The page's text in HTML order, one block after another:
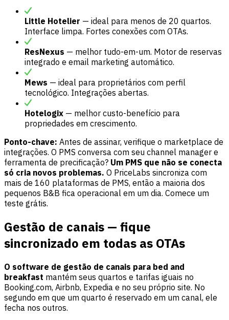
Little Hotelier — ideal para menos de 20 quartos.
Interface limpa. Fortes conexões com OTAs.
ResNexus — melhor tudo-em-um. Motor de reservas
integrado e email marketing automático.
Mews — ideal para proprietários com perfil
tecnológico. Integrações abertas.
Hotelogix — melhor custo-benefício para
propriedades em crescimento.
Ponto-chave: Antes de assinar, verifique o marketplace de
integrações. O PMS conversa com seu channel manager e
ferramenta de precificação? Um PMS que não se conecta
só cria novos problemas. O PriceLabs sincroniza com
mais de 160 plataformas de PMS, então a maioria dos
pequenos B&B fica operacional em um dia. Comece um
teste grátis.
Gestão de canais — fique
sincronizado em todas as OTAs
O software de gestão de canais para bed and
breakfast mantém seus quartos e tarifas iguais no
Booking.com, Airbnb, Expedia e no seu próprio site. No
segundo em que um quarto é reservado em um canal, ele
fecha nos outros.